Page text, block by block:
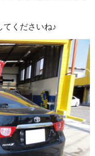
てくださいね♪